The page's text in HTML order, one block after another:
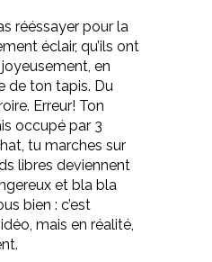
rééssayer pour la
éclair, qu’ils ont
en
de ton tapis. Du
Erreur! Ton
occupé par 3
tu marches sur
libres deviennent
et bla bla
bien : c’est
mais en réalité,